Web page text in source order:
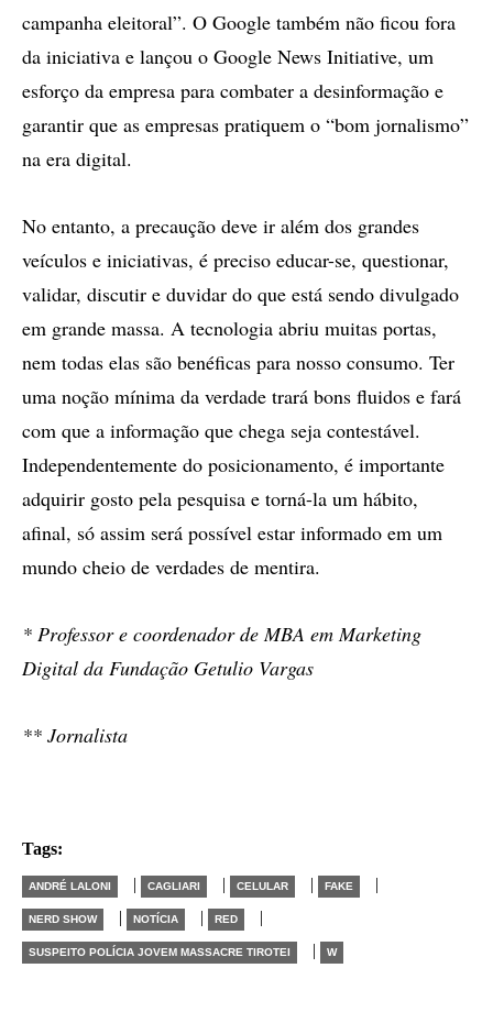
campanha eleitoral”. O Google também não ficou fora
da iniciativa e lançou o Google News Initiative, um
esforço da empresa para combater a desinformação e
garantir que as empresas pratiquem o “bom jornalismo”
na era digital.
No entanto, a precaução deve ir além dos grandes
veículos e iniciativas, é preciso educar-se, questionar,
validar, discutir e duvidar do que está sendo divulgado
em grande massa. A tecnologia abriu muitas portas,
nem todas elas são benéficas para nosso consumo. Ter
uma noção mínima da verdade trará bons fluidos e fará
com que a informação que chega seja contestável.
Independentemente do posicionamento, é importante
adquirir gosto pela pesquisa e torná-la um hábito,
afinal, só assim será possível estar informado em um
mundo cheio de verdades de mentira.
* Professor e coordenador de MBA em Marketing
Digital da Fundação Getulio Vargas
** Jornalista
Tags:
ANDRÉ LALONI | CAGLIARI | CELULAR | FAKE |
NERD SHOW | NOTÍCIA | RED |
SUSPEITO POLÍCIA JOVEM MASSACRE TIROTEI | W